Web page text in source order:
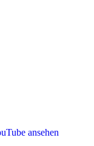
ansehen